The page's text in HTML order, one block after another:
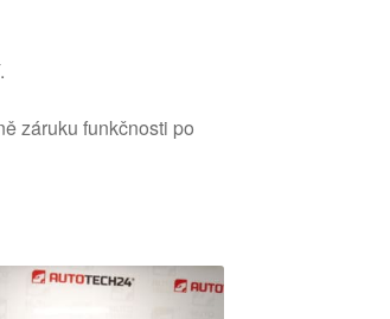
záruku funkčnosti po